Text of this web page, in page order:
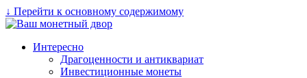
↓ Перейти к основному содержимому
Интересно
Драгоценности и антиквариат
Инвестиционные монеты